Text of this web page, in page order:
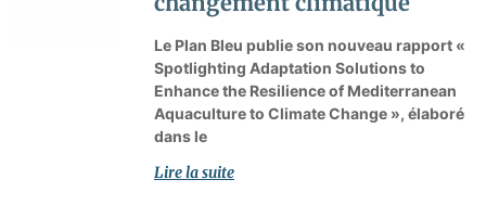
Le Plan Bleu publie son nouveau rapport «
Spotlighting Adaptation Solutions to
Enhance the Resilience of Mediterranean
Aquaculture to Climate Change », élaboré
dans le
Lire la suite